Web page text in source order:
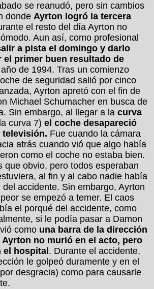
se reanudó, pero sin cambios
donde Ayrton logró la tercera
el resto del día Ayrton no
Aun así, como profesional
a pista el domingo y darlo
el primer buen resultado de
de 1994. Tras un comienzo
de seguridad salió por cinco
Ayrton apretó con el fin de
Michael Schumacher en busca de
Sin embargo, al llegar a la curva
curva 7) el coche desapareció
televisión. Fue cuando la cámara
atrás cuando vió que algo había
como el coche no estaba bien.
que obvio, pero todos esperaban
al fin y al cabo nadie había
accidente. Sin embargo, Ayrton
se empezó a temer. El caos
el porqué del accidente, como
si le podía pasar a Damon
como una barra de la dirección
Ayrton no murió en el acto, pero
el hospital . Durante el accidente,
le golpeó duramente y en el
desgracia) como para causarle